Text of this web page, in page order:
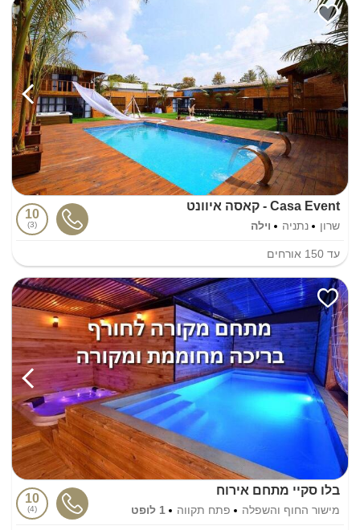
Casa Event - קאסה איוונט
שרון נתניה וילה
10
3
עד 150 אורחים
בלו סקיי מתחם אירוח
מישור החוף והשפלה פתח תקווה 1 לופט
10
4